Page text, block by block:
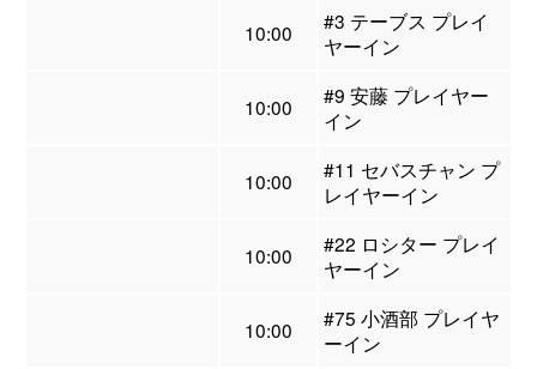
10:00
#3 テーブス プレイ
ヤーイン
10:00
#9 安藤 プレイヤー
イン
10:00
#11 セバスチャン プ
レイヤーイン
10:00
#22 ロシター プレイ
ヤーイン
10:00
#75 小酒部 プレイヤ
ーイン